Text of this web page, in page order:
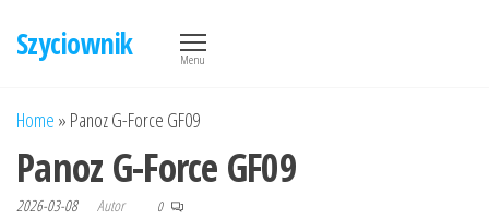
Szyciownik Menu
Home » Panoz G-Force GF09
Panoz G-Force GF09
2026-03-08 Autor 0